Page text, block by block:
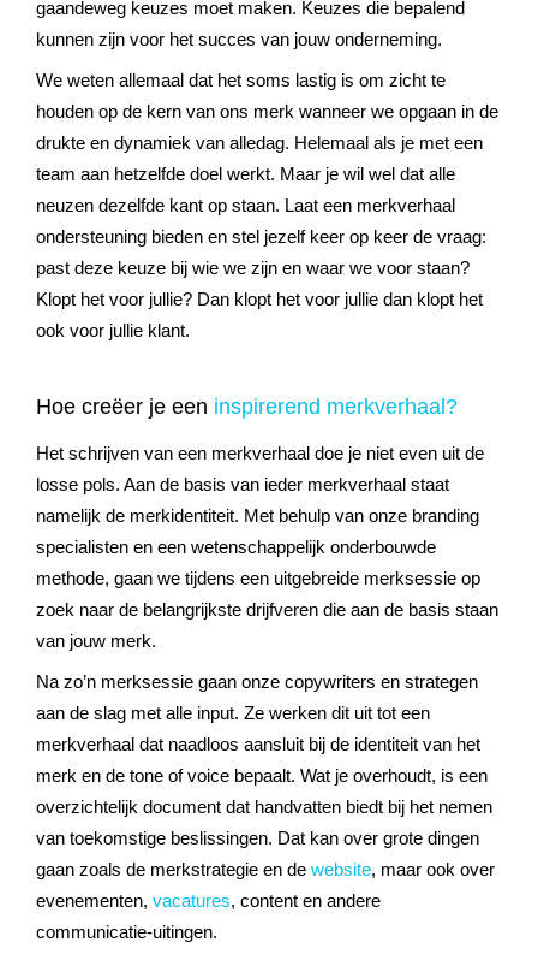
gaandeweg keuzes moet maken. Keuzes die bepalend
kunnen zijn voor het succes van jouw onderneming.
We weten allemaal dat het soms lastig is om zicht te
houden op de kern van ons merk wanneer we opgaan in de
drukte en dynamiek van alledag. Helemaal als je met een
team aan hetzelfde doel werkt. Maar je wil wel dat alle
neuzen dezelfde kant op staan. Laat een merkverhaal
ondersteuning bieden en stel jezelf keer op keer de vraag:
past deze keuze bij wie we zijn en waar we voor staan?
Klopt het voor jullie? Dan klopt het voor jullie dan klopt het
ook voor jullie klant.
Hoe creëer je een inspirerend merkverhaal?
Het schrijven van een merkverhaal doe je niet even uit de
losse pols. Aan de basis van ieder merkverhaal staat
namelijk de merkidentiteit. Met behulp van onze branding
specialisten en een wetenschappelijk onderbouwde
methode, gaan we tijdens een uitgebreide merksessie op
zoek naar de belangrijkste drijfveren die aan de basis staan
van jouw merk.
Na zo’n merksessie gaan onze copywriters en strategen
aan de slag met alle input. Ze werken dit uit tot een
merkverhaal dat naadloos aansluit bij de identiteit van het
merk en de tone of voice bepaalt. Wat je overhoudt, is een
overzichtelijk document dat handvatten biedt bij het nemen
van toekomstige beslissingen. Dat kan over grote dingen
gaan zoals de merkstrategie en de website, maar ook over
evenementen, vacatures, content en andere
communicatie-uitingen.